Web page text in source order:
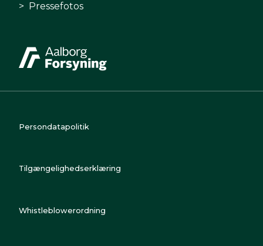
Pressefotos
Persondatapolitik
Tilgængelighedserklæring
Whistleblowerordning